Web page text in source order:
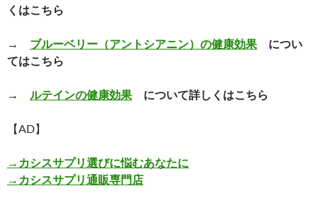
くはこちら
→ ブルーベリー（アントシアニン）の健康効果 につい
てはこちら
→ ルテインの健康効果 について詳しくはこちら
【AD】
→カシスサプリ選びに悩むあなたに
→カシスサプリ通販専門店